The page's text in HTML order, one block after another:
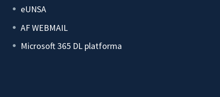
eUNSA
AF WEBMAIL
Microsoft 365 DL platforma